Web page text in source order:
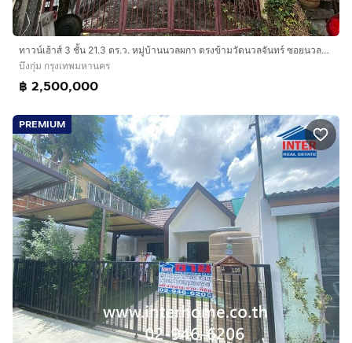
ทาวน์เฮ้าส์ 3 ชั้น 21.3 ตร.ว. หมู่บ้านนวลผกา ตรงข้ามวัดนวลจันทร์ ซอยนวลจันทร์31 ถนนนวลจันทร์31 เขตบึงกุ่ม กรุงเทพมหานคร
บึงกุ่ม กรุงเทพมหานคร
฿ 2,500,000
PREMIUM